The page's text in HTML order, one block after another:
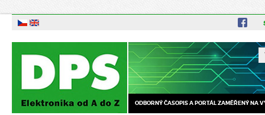
ODBORNÝ ČASOPIS A PORTÁL ZAMĚŘENÝ NA